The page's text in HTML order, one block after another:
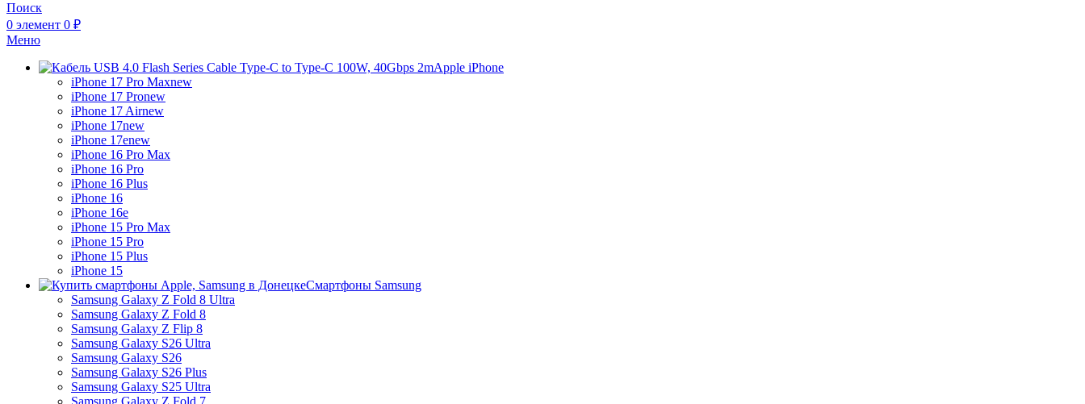
Поиск
0 элемент 0 ₽
Меню
Apple iPhone
iPhone 17 Pro Maxnew
iPhone 17 Pronew
iPhone 17 Airnew
iPhone 17new
iPhone 17enew
iPhone 16 Pro Max
iPhone 16 Pro
iPhone 16 Plus
iPhone 16
iPhone 16e
iPhone 15 Pro Max
iPhone 15 Pro
iPhone 15 Plus
iPhone 15
Смартфоны Samsung
Samsung Galaxy Z Fold 8 Ultra
Samsung Galaxy Z Fold 8
Samsung Galaxy Z Flip 8
Samsung Galaxy S26 Ultra
Samsung Galaxy S26
Samsung Galaxy S26 Plus
Samsung Galaxy S25 Ultra
Samsung Galaxy Z Fold 7